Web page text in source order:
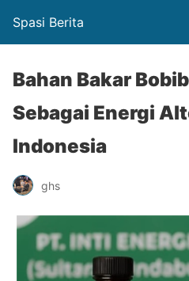
Spasi Berita
Bahan Bakar
Sebagai Energi
Indonesia
ghs